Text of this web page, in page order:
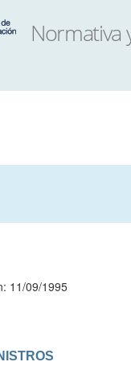
11/09/1995